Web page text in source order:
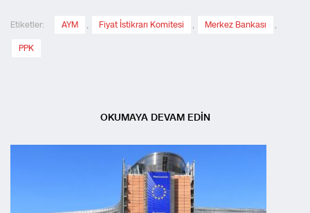
Etiketler: AYM , Fiyat İstikrarı Komitesi , Merkez Bankası ,
PPK
OKUMAYA DEVAM EDİN